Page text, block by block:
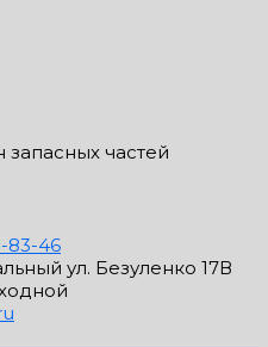
частей
83-46
ул. Безуленко 17В